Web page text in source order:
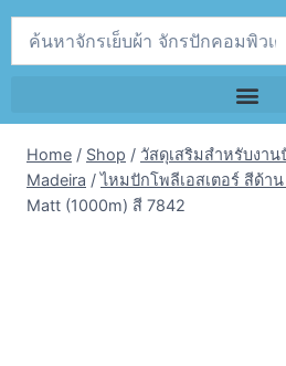
Home / Shop / วัสดุเสริมสำหรับงาน
Madeira / ไหมปักโพลีเอสเตอร์ สีด้า
Matt (1000m) สี 7842